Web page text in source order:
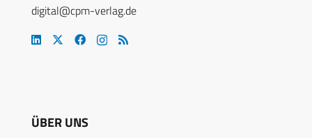
digital@cpm-verlag.de
ÜBER UNS